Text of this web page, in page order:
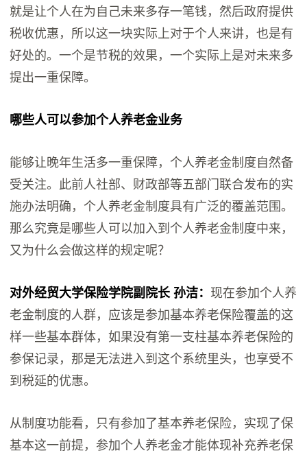
就是让个人在为自己未来多存一笔钱，然后政府提供
税收优惠，所以这一块实际上对于个人来讲，也是有
好处的。一个是节税的效果，一个实际上是对未来多
提出一重保障。
哪些人可以参加个人养老金业务
能够让晚年生活多一重保障，个人养老金制度自然备
受关注。此前人社部、财政部等五部门联合发布的实
施办法明确，个人养老金制度具有广泛的覆盖范围。
那么究竟是哪些人可以加入到个人养老金制度中来，
又为什么会做这样的规定呢？
对外经贸大学保险学院副院长 孙洁： 现在参加个人养
老金制度的人群，应该是参加基本养老保险覆盖的这
样一些基本群体，如果没有第一支柱基本养老保险的
参保记录，那是无法进入到这个系统里头，也享受不
到税延的优惠。
从制度功能看，只有参加了基本养老保险，实现了保
基本这一前提，参加个人养老金才能体现补充养老保